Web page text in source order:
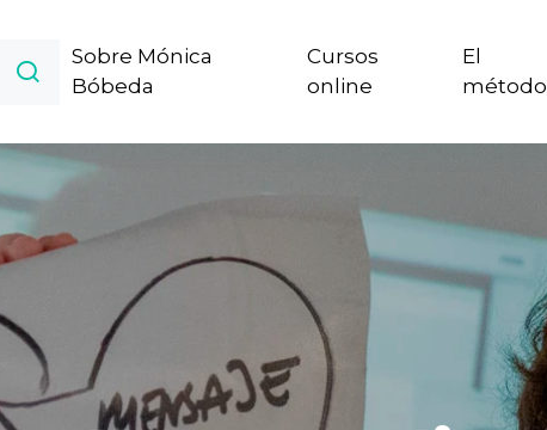
Sobre Mónica
Bóbeda
Cursos
online
El
método